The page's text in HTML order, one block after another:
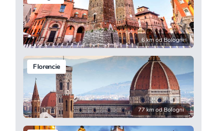
6 km od Bologni
Florencie
77 km od Bologni